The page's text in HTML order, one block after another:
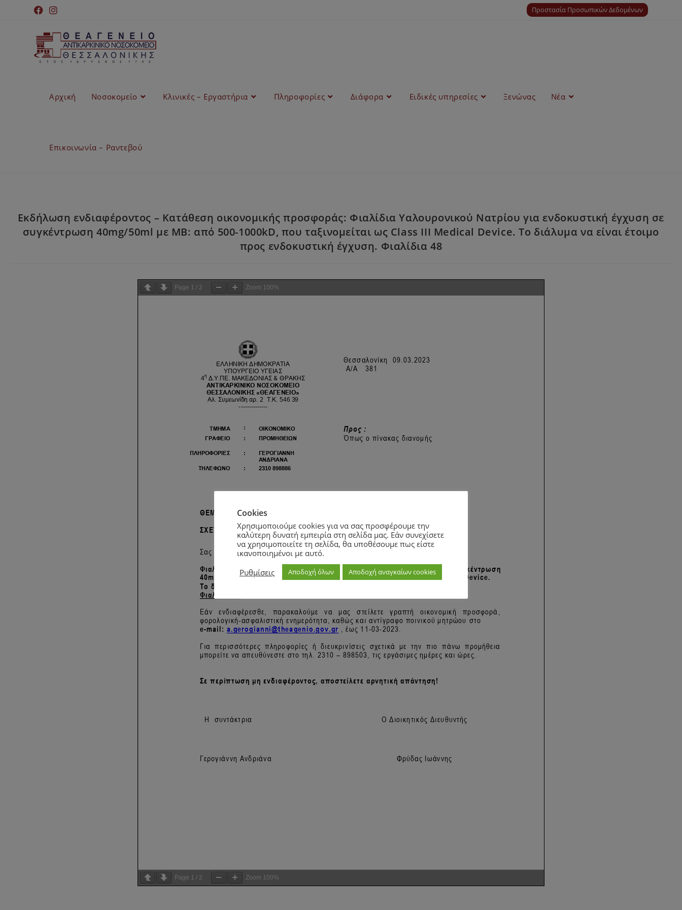
Προστασία Προσωπικών Δεδομένων
Αρχική Νοσοκομείο Κλινικές – Εργαστήρια Πληροφορίες Διάφορα Ειδικές υπηρεσίες Ξενώνας Νέα
Επικοινωνία – Ραντεβού
Εκδήλωση ενδιαφέροντος – Κατάθεση οικονομικής προσφοράς: Φιαλίδια Υαλουρονικού Νατρίου για ενδοκυστική έγχυση σε
συγκέντρωση 40mg/50ml με ΜΒ: από 500-1000kD, που ταξινομείται ως Class III Medical Device. Το διάλυμα να είναι έτοιμο
προς ενδοκυστική έγχυση. Φιαλίδια 48
Page 1 / 2 Zoom 100%
Page 1 / 2 Zoom 100%
Cookies
Χρησιμοποιούμε cookies για να σας προσφέρουμε την
καλύτερη δυνατή εμπειρία στη σελίδα μας. Εάν συνεχίσετε
να χρησιμοποιείτε τη σελίδα, θα υποθέσουμε πως είστε
ικανοποιημένοι με αυτό.
Ρυθμίσεις
Αποδοχή όλων Αποδοχή αναγκαίων cookies